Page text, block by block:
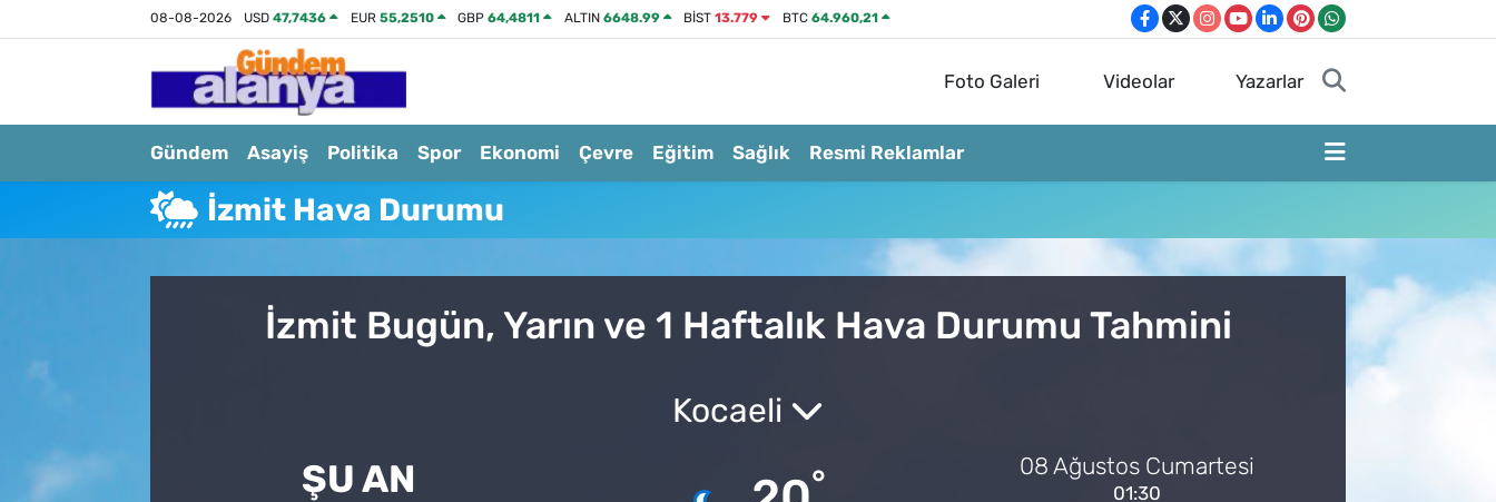
08-08-2026 USD47,7436 EUR 55,2510 GBP64,4811 ALTIN 6648.99 BİST13.779 BTC 64.960,21
Foto Galeri Videolar Yazarlar
Gündem Asayiş Politika Spor Ekonomi Çevre Eğitim Sağlık Resmi Reklamlar
İzmit Hava Durumu
İzmit Bugün, Yarın ve 1 Haftalık Hava Durumu Tahmini
ŞU AN
Kocaeli
° 08 Ağustos Cumartesi
01:30